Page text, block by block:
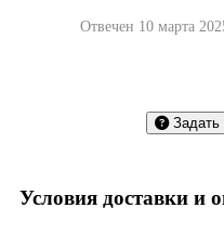
Отвечен 10 марта
Задать
Условия доставки и